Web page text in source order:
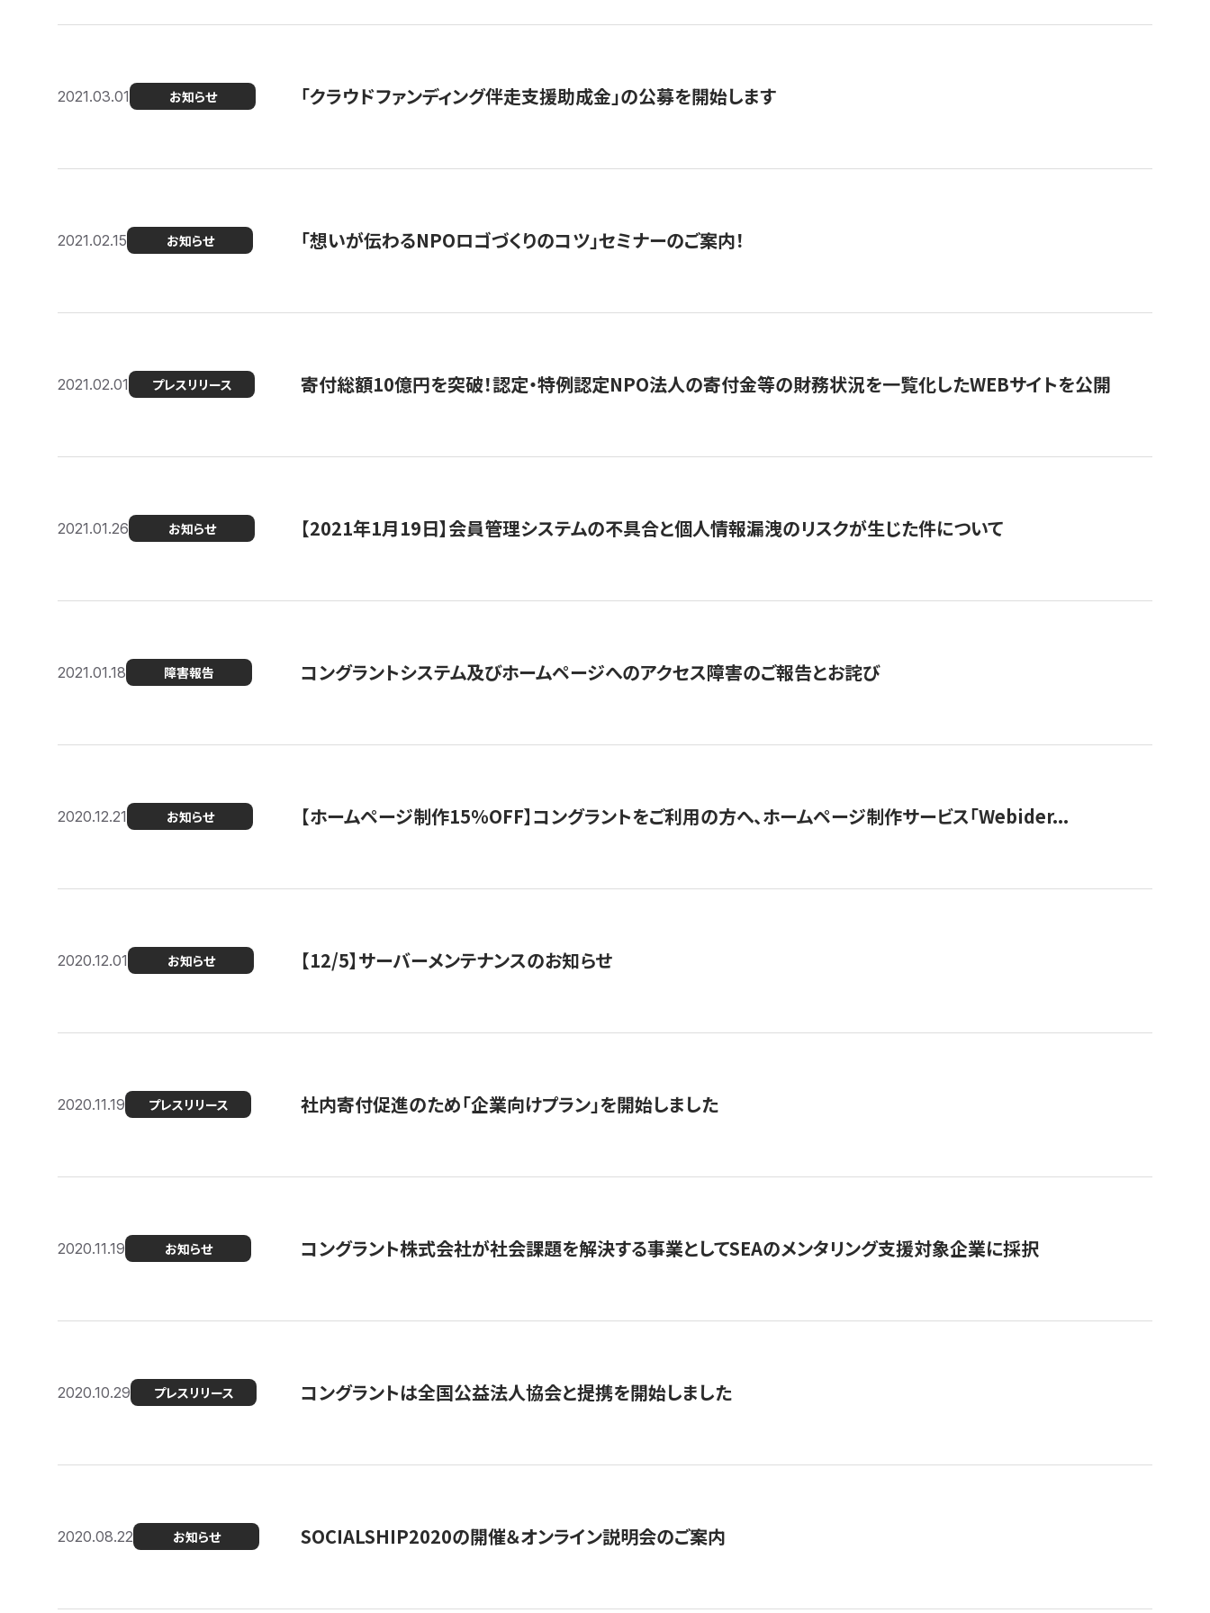
2021.03.01 お知らせ 「クラウドファンディング伴走支援助成金」の公募を開始します
2021.02.15 お知らせ 「想いが伝わるNPOロゴづくりのコツ」セミナーのご案内！
2021.02.01 プレスリリース 寄付総額10億円を突破！認定・特例認定NPO法人の寄付金等の財務状況を一覧化したWEBサイトを公開
2021.01.26 お知らせ 【2021年1月19日】会員管理システムの不具合と個人情報漏洩のリスクが生じた件について
2021.01.18 障害報告 コングラントシステム及びホームページへのアクセス障害のご報告とお詫び
2020.12.21 お知らせ 【ホームページ制作15％OFF】コングラントをご利用の方へ、ホームページ制作サービス「Webider...
2020.12.01 お知らせ 【12/5】サーバーメンテナンスのお知らせ
2020.11.19 プレスリリース 社内寄付促進のため「企業向けプラン」を開始しました
2020.11.19 お知らせ コングラント株式会社が社会課題を解決する事業としてSEAのメンタリング支援対象企業に採択
2020.10.29 プレスリリース コングラントは全国公益法人協会と提携を開始しました
2020.08.22 お知らせ SOCIALSHIP2020の開催＆オンライン説明会のご案内